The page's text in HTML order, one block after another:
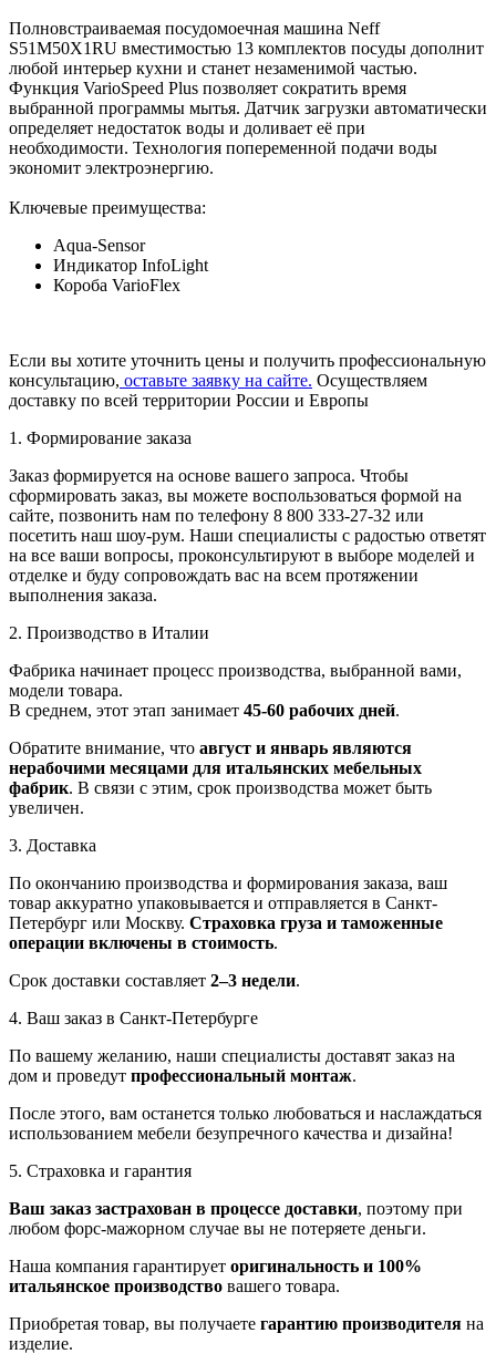
Полновстраиваемая посудомоечная машина Neff
S51M50X1RU вместимостью 13 комплектов посуды дополнит
любой интерьер кухни и станет незаменимой частью.
Функция VarioSpeed Plus позволяет сократить время
выбранной программы мытья. Датчик загрузки автоматически
определяет недостаток воды и доливает её при
необходимости. Технология попеременной подачи воды
экономит электроэнергию.
Ключевые преимущества:
Aqua-Sensor
Индикатор InfoLight
Короба VarioFlex
Если вы хотите уточнить цены и получить профессиональную
консультацию, оставьте заявку на сайте. Осуществляем
доставку по всей территории России и Европы
1. Формирование заказа
Заказ формируется на основе вашего запроса. Чтобы
сформировать заказ, вы можете воспользоваться формой на
сайте, позвонить нам по телефону 8 800 333-27-32 или
посетить наш шоу-рум. Наши специалисты с радостью ответят
на все ваши вопросы, проконсультируют в выборе моделей и
отделке и буду сопровождать вас на всем протяжении
выполнения заказа.
2. Производство в Италии
Фабрика начинает процесс производства, выбранной вами,
модели товара.
В среднем, этот этап занимает 45-60 рабочих дней.
Обратите внимание, что август и январь являются
нерабочими месяцами для итальянских мебельных
фабрик. В связи с этим, срок производства может быть
увеличен.
3. Доставка
По окончанию производства и формирования заказа, ваш
товар аккуратно упаковывается и отправляется в Санкт-
Петербург или Москву. Страховка груза и таможенные
операции включены в стоимость.
Срок доставки составляет 2–3 недели.
4. Ваш заказ в Санкт-Петербурге
По вашему желанию, наши специалисты доставят заказ на
дом и проведут профессиональный монтаж.
После этого, вам останется только любоваться и наслаждаться
использованием мебели безупречного качества и дизайна!
5. Страховка и гарантия
Ваш заказ застрахован в процессе доставки, поэтому при
любом форс-мажорном случае вы не потеряете деньги.
Наша компания гарантирует оригинальность и 100%
итальянское производство вашего товара.
Приобретая товар, вы получаете гарантию производителя на
изделие.